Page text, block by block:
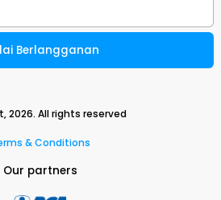
Berlangganan
2026. All rights reserved
& Conditions
Our partners